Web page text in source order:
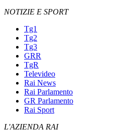
NOTIZIE E SPORT
Tg1
Tg2
Tg3
GRR
TgR
Televideo
Rai News
Rai Parlamento
GR Parlamento
Rai Sport
L'AZIENDA RAI